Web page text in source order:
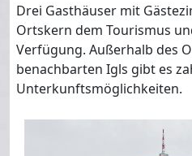
Drei Gasthäuser mit
Ortskern dem Tourismus
Verfügung. Außerhalb des
benachbarten Igls gibt es
Unterkunftsmöglichkeiten.